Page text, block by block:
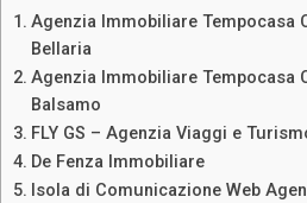
Agenzia Immobiliare Tempocasa
Bellaria
Agenzia Immobiliare Tempocasa
Balsamo
FLY GS – Agenzia Viaggi e
De Fenza Immobiliare
Isola di Comunicazione Web